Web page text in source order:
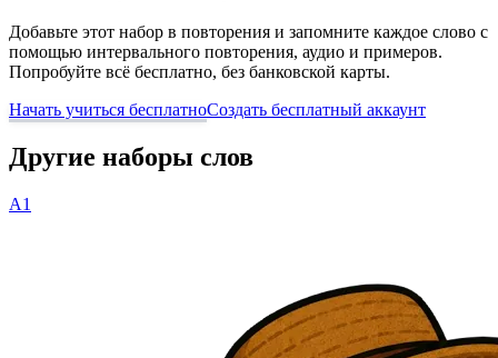
Добавьте этот набор в повторения и запомните каждое слово с
помощью интервального повторения, аудио и примеров.
Попробуйте всё бесплатно, без банковской карты.
Начать учиться бесплатноСоздать бесплатный аккаунт
Другие наборы слов
A1